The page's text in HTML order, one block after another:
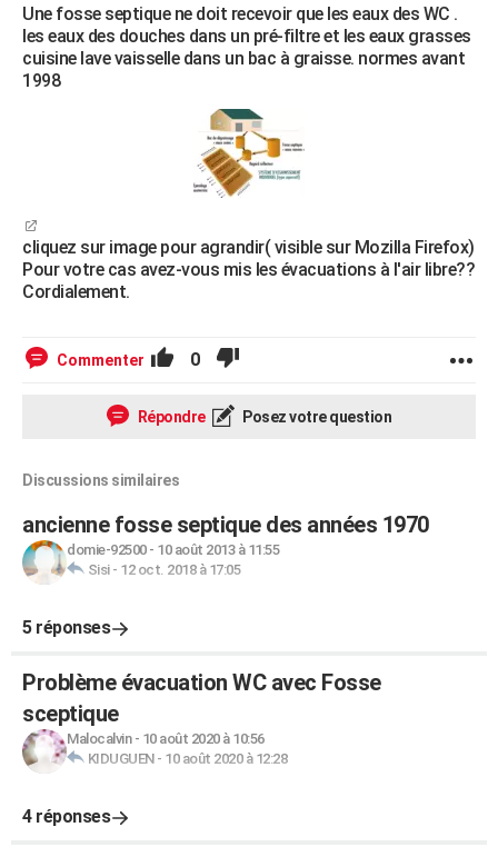
Une fosse septique ne doit recevoir que les eaux des WC .
les eaux des douches dans un pré-filtre et les eaux grasses
cuisine lave vaisselle dans un bac à graisse. normes avant
1998
cliquez sur image pour agrandir( visible sur Mozilla Firefox)
Pour votre cas avez-vous mis les évacuations à l'air libre??
Cordialement.
Commenter 0
Répondre Posez votre question
Discussions similaires
ancienne fosse septique des années 1970
domie-92500- 10 août 2013 à 11:55
Sisi- 12 oct. 2018 à 17:05
5 réponses
Problème évacuation WC avec Fosse
sceptique
Malocalvin- 10 août 2020 à 10:56
KIDUGUEN- 10 août 2020 à 12:28
4 réponses